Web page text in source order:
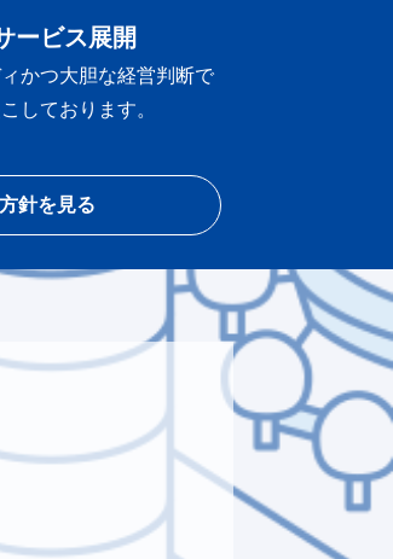
ービス展開
かつ大胆な経営判断で
しております。
針を見る